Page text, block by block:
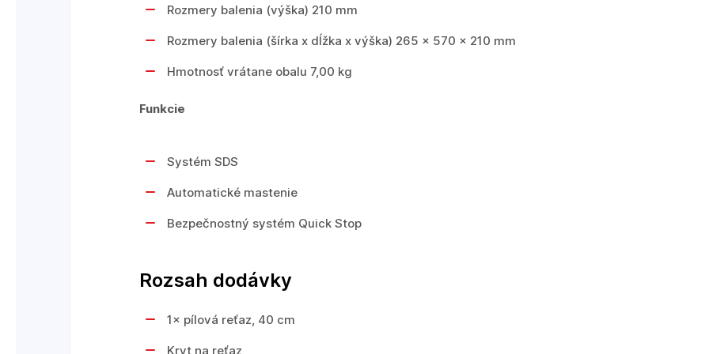
Rozmery balenia (výška) 210 mm
Rozmery balenia (šírka x dĺžka x výška) 265 x 570 x 210 mm
Hmotnosť vrátane obalu 7,00 kg
Funkcie
Systém SDS
Automatické mastenie
Bezpečnostný systém Quick Stop
Rozsah dodávky
1× pílová reťaz, 40 cm
Kryt na reťaz